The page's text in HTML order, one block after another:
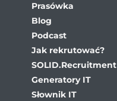
Prasówka
Blog
Podcast
Jak rekrutować?
SOLID.Recruitment
Generatory IT
Słownik IT